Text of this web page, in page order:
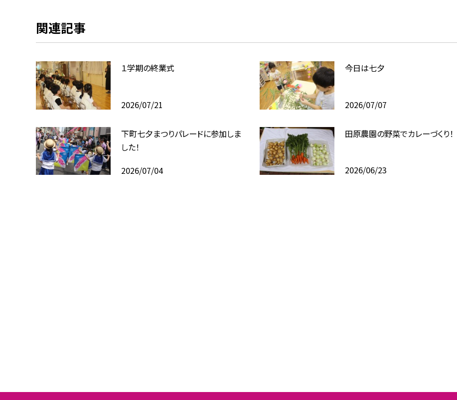
関連記事
１学期の終業式
2026/07/21
今日は七夕
2026/07/07
下町七夕まつりパレードに参加しま
した！
2026/07/04
田原農園の野菜でカレーづくり！
2026/06/23